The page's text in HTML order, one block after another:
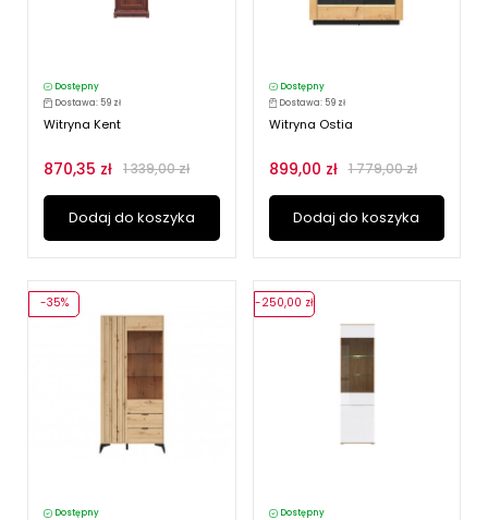
Dostępny
Dostawa: 59 zł
Witryna Kent
870,35 zł 1 339,00 zł
Dodaj do koszyka
Dostępny
Dostawa: 59 zł
Witryna Ostia
899,00 zł 1 779,00 zł
Dodaj do koszyka
Dostępny
-35%
Dostępny
-250,00 zł